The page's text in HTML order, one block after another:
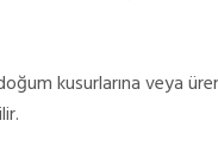
kusurlarına veya